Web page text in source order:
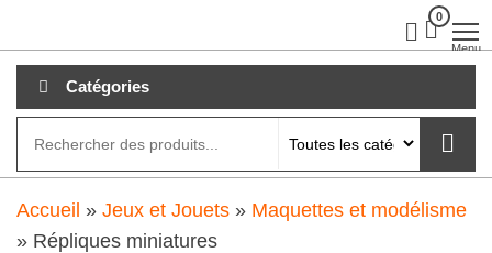
au
contenu
0
Menu
Catégories
Accueil » Jeux et Jouets » Maquettes et modélisme
» Répliques miniatures